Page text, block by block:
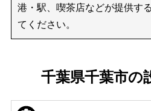
港・駅、喫茶店などが提供す
てください。
千葉県千葉市の